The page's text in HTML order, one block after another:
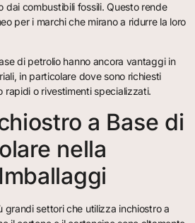
dai combustibili fossili. Questo rende
per i marchi che mirano a ridurre la loro
di petrolio hanno ancora vantaggi in
in particolare dove sono richiesti
rapidi o rivestimenti specializzati.
a Base di
nella
grandi settori che utilizza inchiostro a